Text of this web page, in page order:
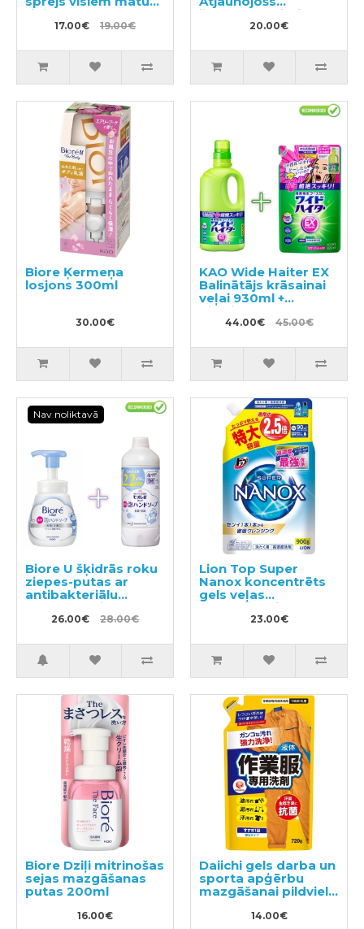
tipiem 150ml
17.00€ 19.00€
šampūns bojātiem
matiem pildviela
20.00€
Biore Ķermeņa
losjons 300ml
30.00€
KAO Wide Haiter EX
Balinātājs krāsainai
veļai 930ml +
pildviela 820ml
44.00€ 45.00€
Nav noliktavā
Biore U šķidrās roku
ziepes-putas ar
antibakteriālu
efektu, ar vieglu
citrusu aromātu
450ml
26.00€ 28.00€
Lion Top Super
Nanox koncentrēts
gels veļas
mazgāšanai,
pildviela 900g
23.00€
Biore Dziļi mitrinošas
sejas mazgāšanas
putas 200ml
16.00€
Daiichi gels darba un
sporta apģērbu
mazgāšanai pildviela
14.00€